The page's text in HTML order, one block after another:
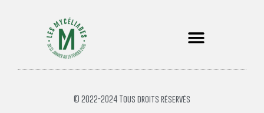
© 2022-2024 Tous droits réservés